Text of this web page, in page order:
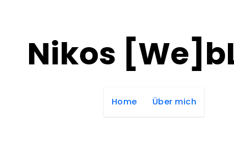
Nikos
Home Über mich